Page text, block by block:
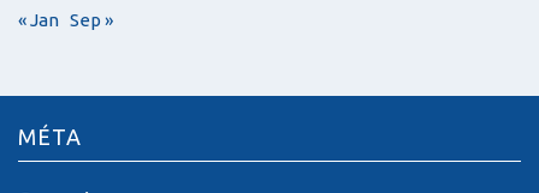
« Jan Sep »
MÉTA